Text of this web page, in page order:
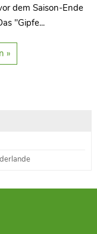
dem Saison-Ende
"Gipfe...
»